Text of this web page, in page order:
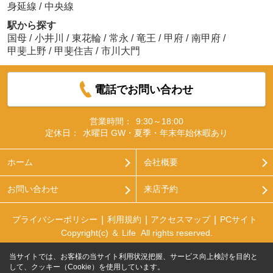
身延線 / 中央線
駅から探す
国母 / 小井川 / 東花輪 / 常永 / 竜王 / 甲府 / 南甲府 /
甲斐上野 / 甲斐住吉 / 市川大門
電話でお問い合わせ
営業時間：
9:30～18:00
定休日：
水曜日 GW・夏季・年末年始休暇あり
ホーム 会社概要
お問い合わせ 来店予約
プライバシーポリシー 利用規約 アクセスマップ
PCサイト
Copyright(c) ＆ Life All rights reserved.
当サイトでは、お客様の当サイト利用状況把握、サービス向上検討を目的と
して、クッキー（Cookie）を使用しています。